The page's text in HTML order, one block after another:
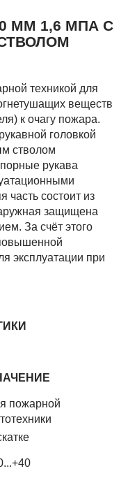
ММ 1,6 МПА С
техникой для
веществ
к очагу пожара.
головкой
стволом
рукава
часть состоит из
защищена
За счёт этого
эксплуатации при
пожарной